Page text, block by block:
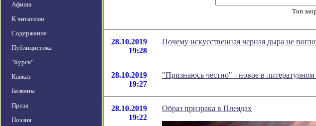
Афиша
К читателю
Содержание
Публицистика
"Курск"
Кавказ
Балканы
Проза
Поэзия
Тип
28.10.2019
19:28
Почему искусственная черная дыра не
28.10.2019
19:27
"Признаюсь честно" - новое в
28.10.2019
19:22
Образ призрака в Плеядах